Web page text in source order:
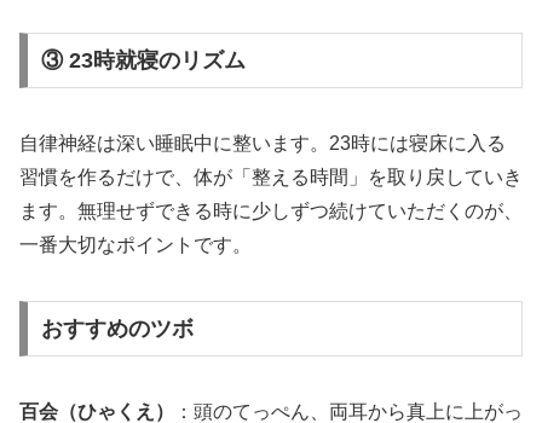
③ 23時就寝のリズム
自律神経は深い睡眠中に整います。23時には寝床に入る
習慣を作るだけで、体が「整える時間」を取り戻していき
ます。無理せずできる時に少しずつ続けていただくのが、
一番大切なポイントです。
おすすめのツボ
百会（ひゃくえ）
：頭のてっぺん、両耳から真上に上がっ